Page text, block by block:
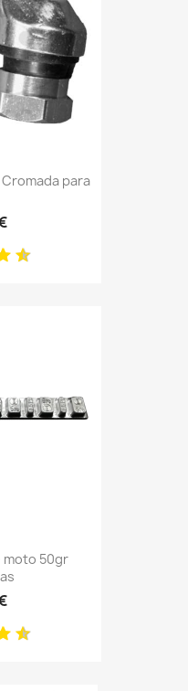
Cromada para
50gr